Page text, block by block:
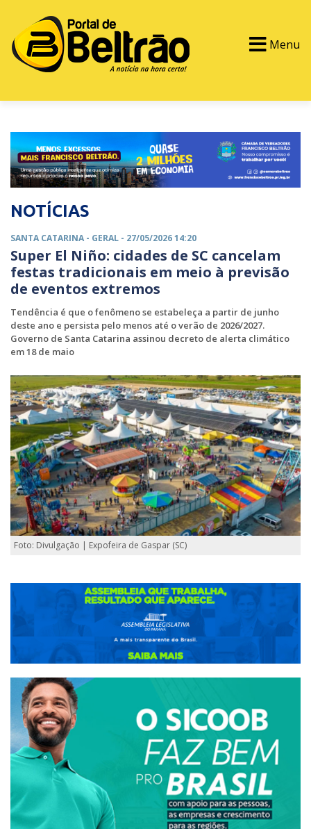
Menu
NOTÍCIAS
SANTA CATARINA - GERAL - 27/05/2026 14:20
Super El Niño: cidades de SC cancelam
festas tradicionais em meio à previsão
de eventos extremos
Tendência é que o fenômeno se estabeleça a partir de junho
deste ano e persista pelo menos até o verão de 2026/2027.
Governo de Santa Catarina assinou decreto de alerta climático
em 18 de maio
Foto: Divulgação | Expofeira de Gaspar (SC)